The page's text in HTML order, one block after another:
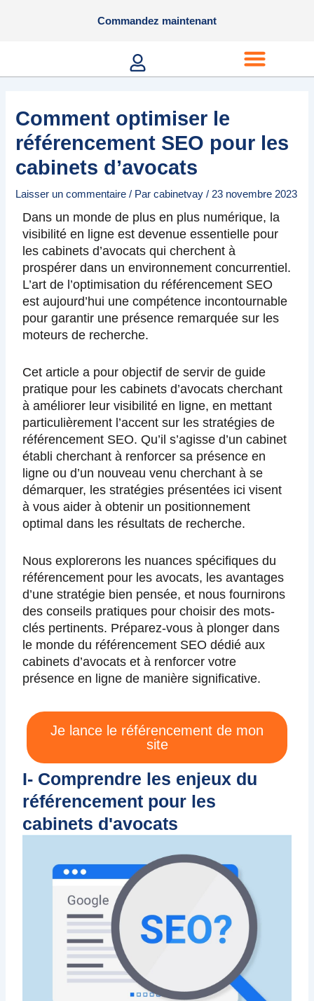
Commandez maintenant
Menu
Comment optimiser le
référencement SEO pour les
cabinets d’avocats
Laisser un commentaire / Parcabinetvay/23 novembre 2023
Dans un monde de plus en plus numérique, la
visibilité en ligne est devenue essentielle pour
les cabinets d’avocats qui cherchent à
prospérer dans un environnement concurrentiel.
L’art de l’optimisation du référencement SEO
est aujourd’hui une compétence incontournable
pour garantir une présence remarquée sur les
moteurs de recherche.
Cet article a pour objectif de servir de guide
pratique pour les cabinets d’avocats cherchant
à améliorer leur visibilité en ligne, en mettant
particulièrement l’accent sur les stratégies de
référencement SEO. Qu’il s’agisse d’un cabinet
établi cherchant à renforcer sa présence en
ligne ou d’un nouveau venu cherchant à se
démarquer, les stratégies présentées ici visent
à vous aider à obtenir un positionnement
optimal dans les résultats de recherche.
Nous explorerons les nuances spécifiques du
référencement pour les avocats, les avantages
d’une stratégie bien pensée, et nous fournirons
des conseils pratiques pour choisir des mots-
clés pertinents. Préparez-vous à plonger dans
le monde du référencement SEO dédié aux
cabinets d’avocats et à renforcer votre
présence en ligne de manière significative.
Je lance le référencement de mon
site
I- Comprendre les enjeux du
référencement pour les
cabinets d'avocats